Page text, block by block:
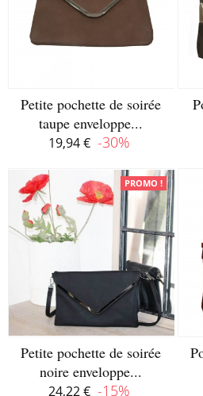
Petite pochette de soirée
taupe enveloppe...
19,94 € -30%
PROMO !
Petite pochette de soirée
noire enveloppe...
24,22 € -15%